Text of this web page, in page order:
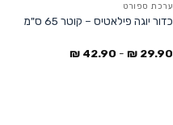
ערכת ספורט
כדור יוגה פילאטיס – קוטר 65 ס"מ
29.90
₪
-
42.90
₪